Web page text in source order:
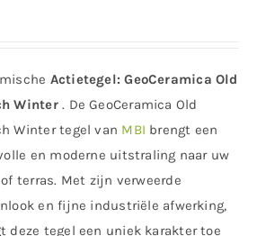
Actietegel: GeoCeramica Old
Winter. De GeoCeramica Old
Winter tegel van MBI brengt een
en moderne uitstraling naar uw
terras. Met zijn verweerde
en fijne industriële afwerking,
deze tegel een uniek karakter toe